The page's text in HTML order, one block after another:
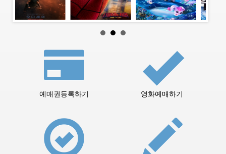
예매권등록하기 영화예매하기